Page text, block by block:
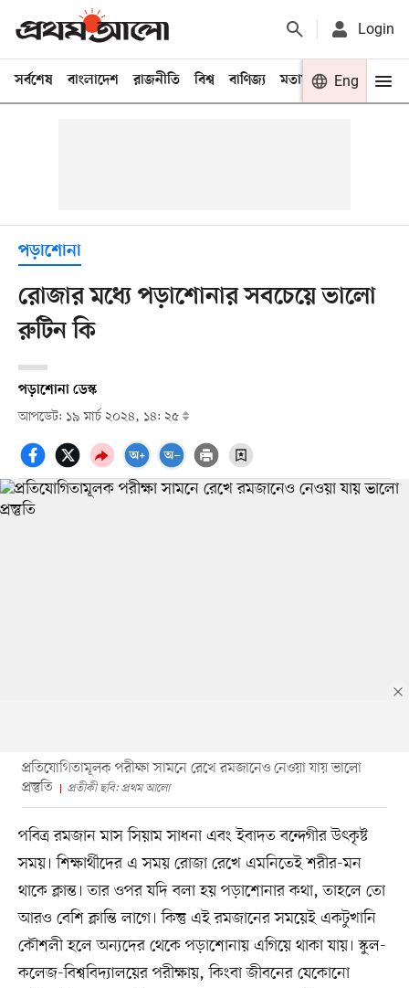
Login
সর্বশেষ বাংলাদেশ রাজনীতি বিশ্ব বাণিজ্য মতামত খেলা
Eng
পড়াশোনা
রোজার মধ্যে পড়াশোনার সবচেয়ে ভালো
রুটিন কি
পড়াশোনা ডেস্ক
আপডেট: ১৯ মার্চ ২০২৪, ১৪: ২৫
প্রতিযোগিতামূলক পরীক্ষা সামনে রেখে রমজানেও নেওয়া যায় ভালো
প্রস্তুতি
প্রতীকী ছবি: প্রথম আলো
পবিত্র রমজান মাস সিয়াম সাধনা এবং ইবাদত বন্দেগীর উৎকৃষ্ট
সময়। শিক্ষার্থীদের এ সময় রোজা রেখে এমনিতেই শরীর-মন
থাকে ক্লান্ত। তার ওপর যদি বলা হয় পড়াশোনার কথা, তাহলে তো
আরও বেশি ক্লান্তি লাগে। কিন্তু এই রমজানের সময়েই একটুখানি
কৌশলী হলে অন্যদের থেকে পড়াশোনায় এগিয়ে থাকা যায়। স্কুল-
কলেজ-বিশ্ববিদ্যালয়ের পরীক্ষায়, কিংবা জীবনের যেকোনো